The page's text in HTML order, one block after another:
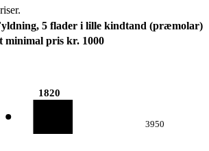
5 flader i lille kindtand (præmolar)
minimal pris kr. 1000
1820
3950